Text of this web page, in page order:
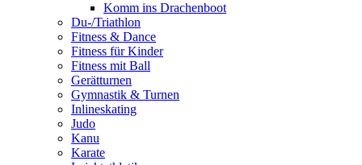
Komm ins Drachenboot
Du-/Triathlon
Fitness & Dance
Fitness für Kinder
Fitness mit Ball
Gerätturnen
Gymnastik & Turnen
Inlineskating
Judo
Kanu
Karate